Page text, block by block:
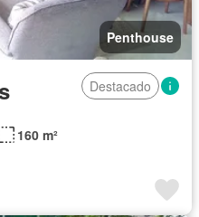
Penthouse
Destacado
160 m²